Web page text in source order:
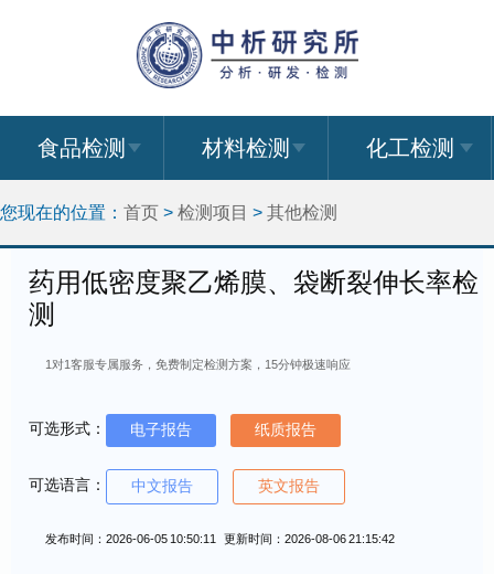
食品检测 材料检测 化工检测
您现在的位置： 首页 > 检测项目 > 其他检测
药用低密度聚乙烯膜、袋断裂伸长率检
测
1对1客服专属服务，免费制定检测方案，15分钟极速响应
可选形式： 电子报告 纸质报告
可选语言： 中文报告 英文报告
发布时间：2026-06-05 10:50:11 更新时间：2026-08-06 21:15:42